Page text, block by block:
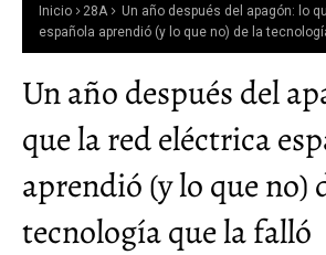
Inicio 28A
Un año después del apagón: lo
española aprendió (y lo que no) de la
Un año después del
que la red eléctrica
aprendió (y lo que no)
tecnología que la falló